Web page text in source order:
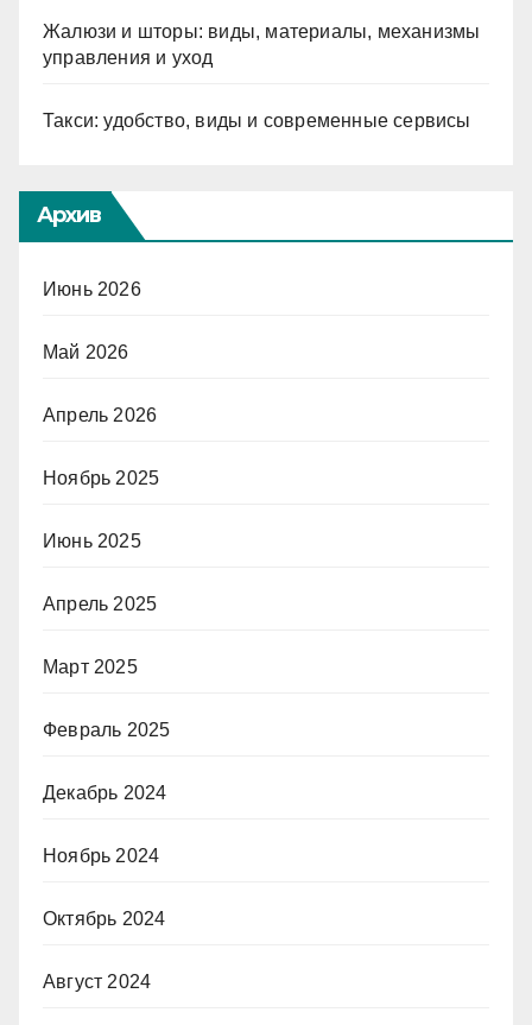
Жалюзи и шторы: виды, материалы, механизмы
управления и уход
Такси: удобство, виды и современные сервисы
Архив
Июнь 2026
Май 2026
Апрель 2026
Ноябрь 2025
Июнь 2025
Апрель 2025
Март 2025
Февраль 2025
Декабрь 2024
Ноябрь 2024
Октябрь 2024
Август 2024